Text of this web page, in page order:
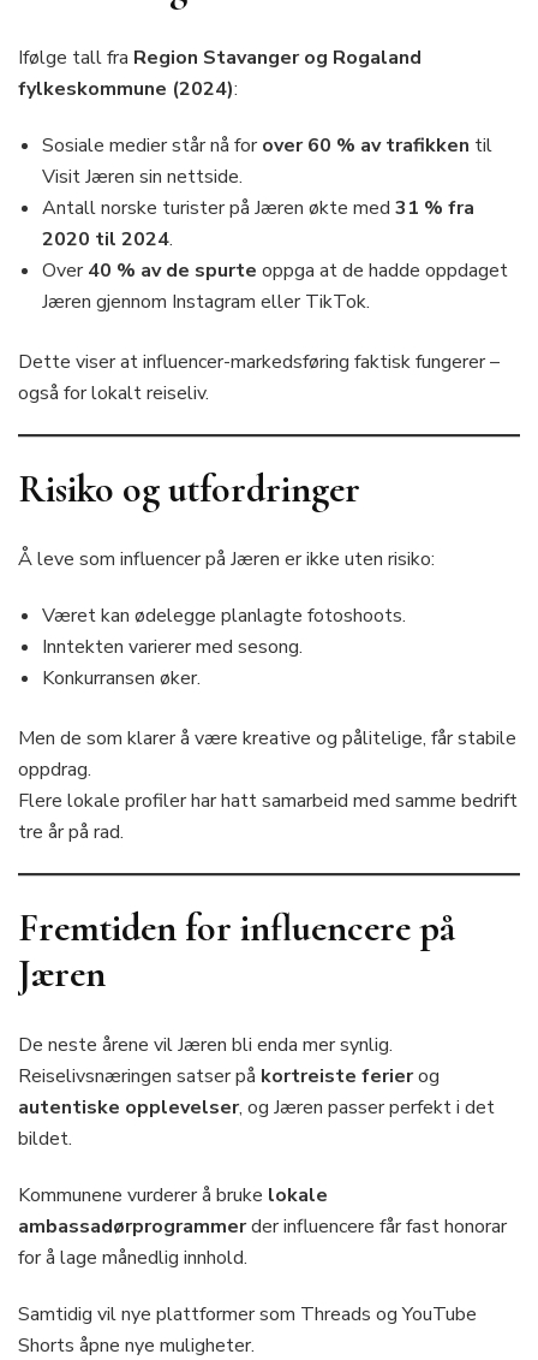
Ifølge tall fra Region Stavanger og Rogaland
fylkeskommune (2024):
Sosiale medier står nå forover 60 % av trafikken til
Visit Jæren sin nettside.
Antall norske turister på Jæren økte med 31 % fra
2020 til 2024.
Over40 % av de spurte oppga at de hadde oppdaget
Jæren gjennom Instagram eller TikTok.
Dette viser at influencer-markedsføring faktisk fungerer –
også for lokalt reiseliv.
Risiko og utfordringer
Å leve som influencer på Jæren er ikke uten risiko:
Været kan ødelegge planlagte fotoshoots.
Inntekten varierer med sesong.
Konkurransen øker.
Men de som klarer å være kreative og pålitelige, får stabile
oppdrag.
Flere lokale profiler har hatt samarbeid med samme bedrift
tre år på rad.
Fremtiden for influencere på
Jæren
De neste årene vil Jæren bli enda mer synlig.
Reiselivsnæringen satser på kortreiste ferierog
autentiske opplevelser, og Jæren passer perfekt i det
bildet.
Kommunene vurderer å bruke lokale
ambassadørprogrammerder influencere får fast honorar
for å lage månedlig innhold.
Samtidig vil nye plattformer som Threads og YouTube
Shorts åpne nye muligheter.